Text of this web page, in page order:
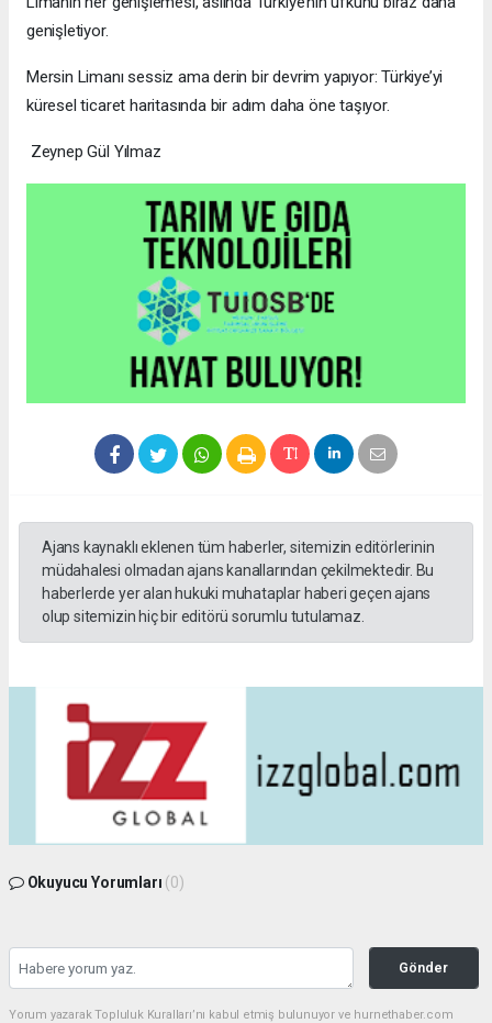
genişletiyor.
Mersin Limanı sessiz ama derin bir devrim yapıyor: Türkiye’yi
küresel ticaret haritasında bir adım daha öne taşıyor.
Zeynep Gül Yılmaz
Ajans kaynaklı eklenen tüm haberler, sitemizin editörlerinin
müdahalesi olmadan ajans kanallarından çekilmektedir. Bu
haberlerde yer alan hukuki muhataplar haberi geçen ajans
olup sitemizin hiç bir editörü sorumlu tutulamaz.
Okuyucu Yorumları (0)
Gönder
Yorum yazarak Topluluk Kuralları’nı kabul etmiş bulunuyor ve hurnethaber.com